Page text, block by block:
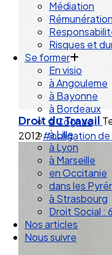
Data
Médiation
Risques et
Se former
En visio
à Angouleme
à Bayonne
à Bordeaux
à Cognac
à Lille
à Lyon
à Marseille
en Occitanie
dans les
à Strasbourg
Droit Social :
Nos articles
Droit du Travail
2012#obligation de